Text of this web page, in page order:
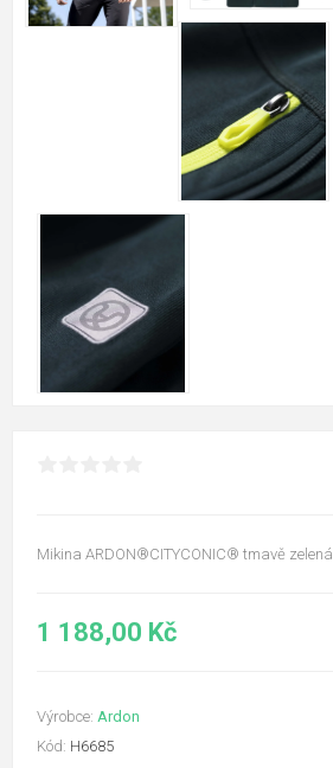
Mikina ARDON®CITYCONIC® tmavě zelená
1 188,00 Kč
Výrobce: Ardon
Kód: H6685